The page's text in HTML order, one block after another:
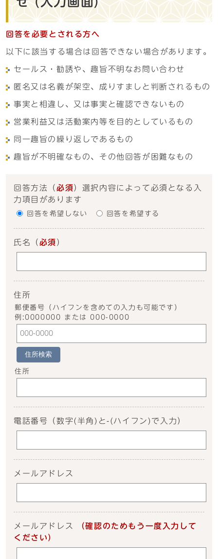
回答を必要とされる方へ
以下に該当する場合は回答できない場合があります。
セールス・勧誘や、趣旨不明なお問い合わせ
匿名又は名義が架空、成りすましと判断されるもの
事実と相違し、又は事実と確認できないもの
営業利益又は活動案内等を目的としているもの
同一趣旨の繰り返しであるもの
趣旨が不明確なもの、その他回答が困難なもの
回答方法 （ 必須 ）選択内容によって必須となる入
力項目があります
回答を希望しない 回答を希望する
氏名 （ 必須 ）
住所
郵便番号（ハイフンを含めての入力も可能です）
例:0000000 または 000-0000
住所検索
住所
電話番号 （数字(半角)と-(ハイフン)で入力）
メールアドレス
メールアドレス
（確認のためもう一度入力して
ください）